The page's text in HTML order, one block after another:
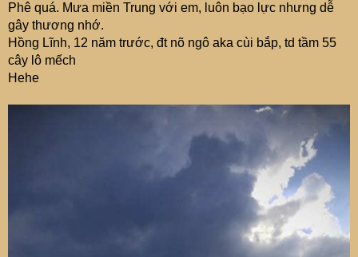
lên Vinh chơi mà mưa gió to quá không về nổi. Bữa trưa,
ôm quả dưa lò dò ở cầu thang xuống bỗng rầm 1 cái cửa
kính sảnh chính vỡ tan, may chưa bước xuống chứ thêm
1 bậc nữa lãnh đủ vụn thủy tinh. Em không nhớ rõ thời
điểm bão vào là sáng hay chiều, nhưng nhớ mãi cảnh
phòng ở tầng 3, cửa sổ ban công đều được các chú quản
ngập nước, 2 vc ngồi với đống valy đồ đạc chất hết lên
giường. Nhìn ra cửa sổ chỉ thấy gió quần thảo, cảm giác
hoang mang gì đâu. Hôm sau gió lặng mưa tạnh, cảnh
vật tan hoang như chiến trường, đi lòng vòng mãi mới
kiếm được một hàng bánh khô ăn tạm. Chạy lên nhà bác
trả xe, trên đường cây đổ ngang dọc. Bà chị cùng đoàn
kể kẹt lại nhà cậu trên Vinh cũng cả đêm tát nước, cậu
Phê quá. Mưa miền Trung với em, luôn bạo lực nhưng dễ
gây thương nhớ.
Hồng Lĩnh, 12 năm trước, đt nõ ngô aka cùi bắp, td tầm 55
cây lô mếch
Hehe